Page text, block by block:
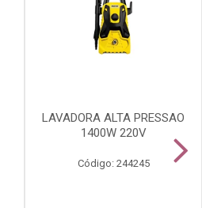
LAVADORA ALTA PRESSAO
1400W 220V
Código: 244245